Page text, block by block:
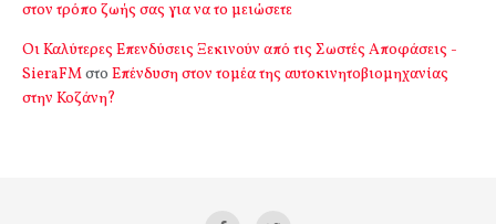
στον τρόπο ζωής σας για να το μειώσετε
Οι Καλύτερες Επενδύσεις Ξεκινούν από τις Σωστές Αποφάσεις -
SieraFMστο Επένδυση στον τομέα της αυτοκινητοβιομηχανίας
στην Κοζάνη?